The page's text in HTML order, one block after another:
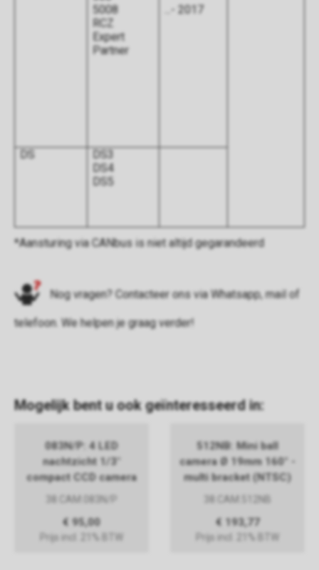
5008
RCZ
Expert
Partner
...- 2017
DS
DS3
DS4
DS5
*Aansturing via CANbus is niet altijd gegarandeerd
Nog vragen? Contacteer ons via Whatsapp,mailof
telefoon. We helpen je graag verder!
Mogelijk bent u ook geïnteresseerd in:
083N/P: 4 LED
nachtzicht 1/3"
compact CCD camera
38.CAM.083N/P
€ 95,00
Prijs incl. 21% BTW
512NB: Mini ball
camera Ø 19mm 160° -
multi bracket (NTSC)
38.CAM.512NB
€ 193,77
Prijs incl. 21% BTW